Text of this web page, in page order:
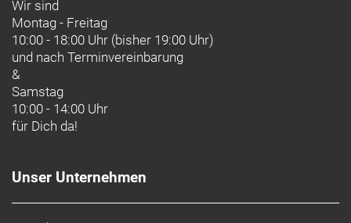
Wir sind
Montag - Freitag
10:00 - 18:00 Uhr (bisher 19:00 Uhr)
und nach Terminvereinbarung
&
Samstag
10:00 - 14:00 Uhr
für Dich da!
Unser Unternehmen